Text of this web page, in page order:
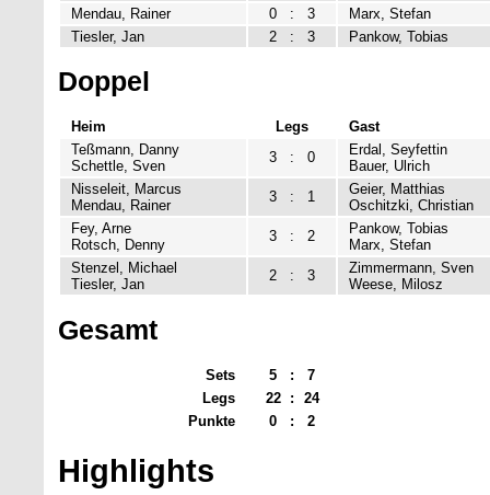
Mendau, Rainer
0 : 3
Marx, Stefan
Tiesler, Jan
2 : 3 Pankow, Tobias
Doppel
Heim Legs
Gast
Teßmann, Danny
Schettle, Sven
3 : 0
Erdal, Seyfettin
Bauer, Ulrich
Nisseleit, Marcus
Mendau, Rainer
3 : 1
Geier, Matthias
Oschitzki, Christian
Fey, Arne
Rotsch, Denny
3 : 2
Pankow, Tobias
Marx, Stefan
Stenzel, Michael
Tiesler, Jan
2 : 3
Zimmermann, Sven
Weese, Milosz
Gesamt
Sets 5 :
7
Legs
22 :
24
Punkte
0 : 2
Highlights